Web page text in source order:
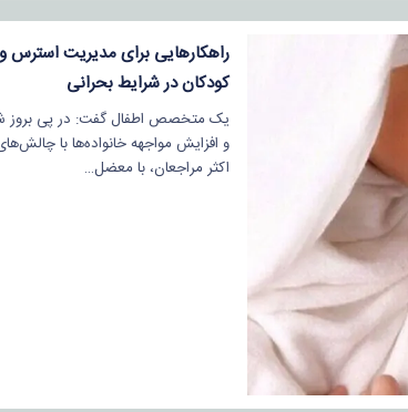
راهکارهایی برای مدیریت استرس
کودکان در شرایط بحرانی
یک متخصص اطفال گفت: در پی بروز
و افزایش مواجهه خانواده‌ها با
اکثر مراجعان، با معضل…